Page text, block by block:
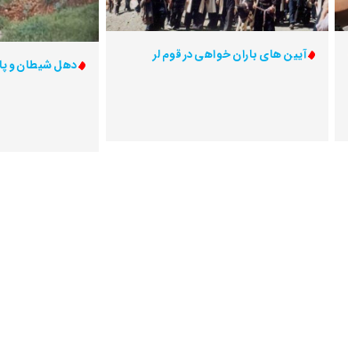
آیین های باران خواهی در قوم لر
دهل شیطان و